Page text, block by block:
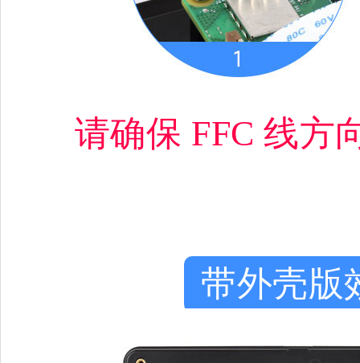
请确保 FFC 线方
带外壳版